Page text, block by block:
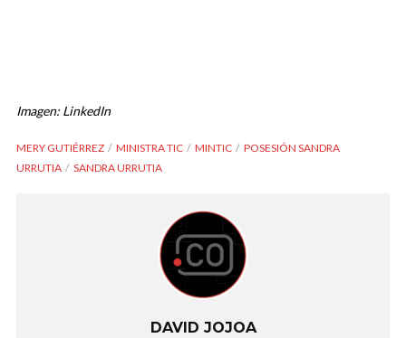
Imagen: LinkedIn
MERY GUTIÉRREZ MINISTRA TIC MINTIC
POSESIÓN SANDRA
URRUTIA
SANDRA URRUTIA
DAVID JOJOA